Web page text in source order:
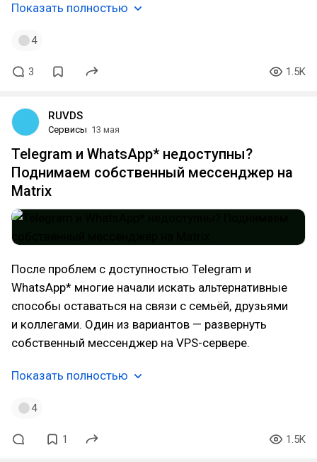
Показать полностью
4
3 1.5K
RUVDS
Сервисы 13 мая
Telegram и WhatsApp* недоступны?
Поднимаем собственный мессенджер на
Matrix
После проблем с доступностью Telegram и
WhatsApp* многие начали искать альтернативные
способы оставаться на связи с семьёй, друзьями
и коллегами. Один из вариантов — развернуть
собственный мессенджер на VPS-сервере.
Показать полностью
4
1 1.5K